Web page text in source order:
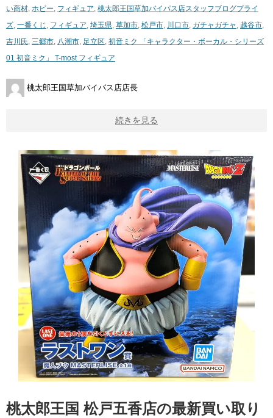
い商材, ホビー, フィギュア, 桃太郎王国草加バイパス店スタッフブログプライ
ズ, 一番くじ , フィギュア, 埼玉県, 草加市, 松戸市, 川口市, ガチャガチャ , 越谷市,
吉川氏, 三郷市, 八潮市, 足立区, 初音ミク ​「キャラクター・ボーカル・シリーズ
01 ​初音ミク」 ​T-most ​フィギュア
桃太郎王国草加バイパス店店長
続きを見る
桃太郎王国 松戸五香店の最新買い取り